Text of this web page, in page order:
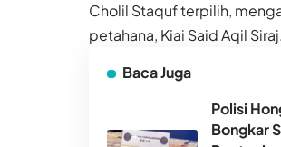
Cholil Staquf terpilih,
petahana, Kiai Said Aqil Siraj.
Baca Juga
Polisi
Bongkar